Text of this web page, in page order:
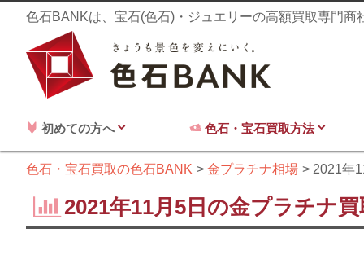
色石BANKは、宝石(色石)・ジュエリーの高額買取専門商
初めての方へ 色石・宝石買取方法
色石・宝石買取の色石BANK 金プラチナ相場 2021年
2021年11月5日の金プラチナ